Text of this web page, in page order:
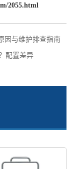
2055.html
因与维护排查指南
配置差异